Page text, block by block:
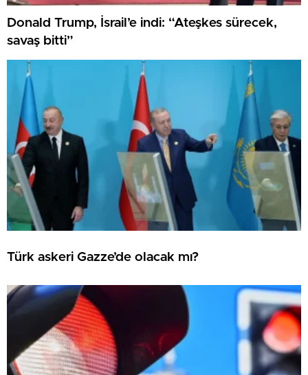
Donald Trump, İsrail’e indi: “Ateşkes sürecek,
savaş bitti”
Türk askeri Gazze’de olacak mı?